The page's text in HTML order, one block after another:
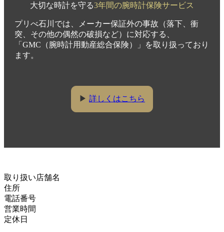
大切な時計を守る3年間の腕時計保険サービス
プリべ石川では、メーカー保証外の事故（落下、衝
突、その他の偶然の破損など）に対応する、
「GMC（腕時計用動産総合保険）」を取り扱っており
ます。
▶ 詳しくはこちら
取り扱い店舗名
住所
電話番号
営業時間
定休日